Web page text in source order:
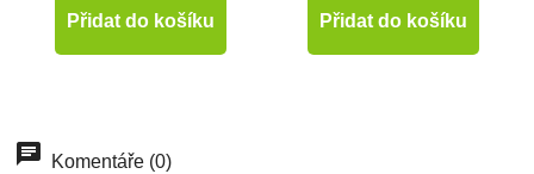
Přidat do košíku Přidat do košíku
Do školy
Komentáře (0)